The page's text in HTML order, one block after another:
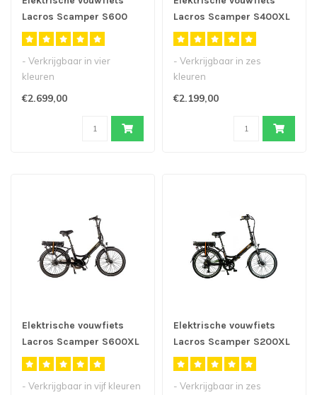
Lacros Scamper S600
M410
- Verkrijgbaar in vier
kleuren
€2.699,00
Lacros Scamper S400XL
- Verkrijgbaar in zes
kleuren
€2.199,00
Elektrische vouwfiets
Lacros Scamper S600XL
M410
- Verkrijgbaar in vijf kleuren
Elektrische vouwfiets
Lacros Scamper S200XL
- Verkrijgbaar in zes